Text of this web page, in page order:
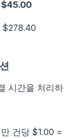
$45.00
$278.40
시간을 처리하
건당 $1.00 =